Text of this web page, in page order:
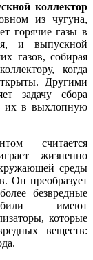
коллектор
из чугуна,
горячие газы в
и выпускной
газов, собирая
когда
Другими
задачу сбора
их в выхлопную
считается
жизненно
среды
Он преобразует
безвредные
имеют
которые
веществ: